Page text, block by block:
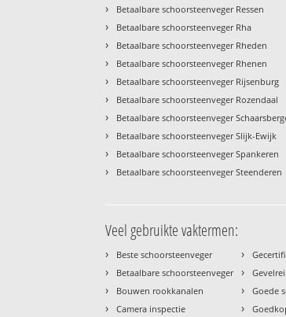
› Betaalbare schoorsteenveger Ressen
› Betaalbare schoorsteenveger Rha
› Betaalbare schoorsteenveger Rheden
› Betaalbare schoorsteenveger Rhenen
› Betaalbare schoorsteenveger Rijsenburg
› Betaalbare schoorsteenveger Rozendaal
› Betaalbare schoorsteenveger
› Betaalbare schoorsteenveger Slijk-Ewijk
› Betaalbare schoorsteenveger Spankeren
› Betaalbare schoorsteenveger Steenderen
Veel gebruikte vaktermen:
› Beste schoorsteenveger
› Betaalbare schoorsteenveger
› Bouwen rookkanalen
› Camera inspectie
›
›
› Goede
›